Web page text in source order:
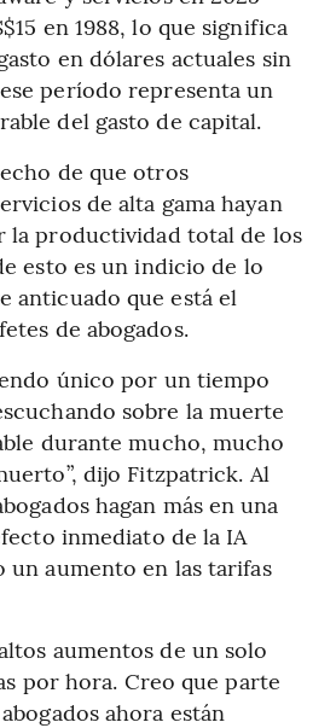
en 1988, lo que significa
en dólares actuales sin
período representa un
del gasto de capital.
de que otros
de alta gama hayan
la productividad total de los
esto es un indicio de lo
anticuado que está el
de abogados.
único por un tiempo
sobre la muerte
durante mucho, mucho
dijo Fitzpatrick. Al
hagan más en una
inmediato de la IA
un aumento en las tarifas
aumentos de un solo
por hora. Creo que parte
ahora están